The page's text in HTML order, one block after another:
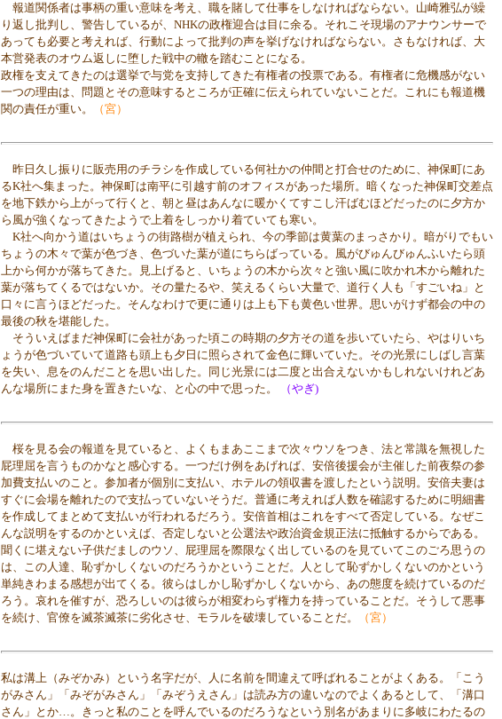
報道関係者は事柄の重い意味を考え、職を賭して仕事をしなければならない。山崎雅弘が繰
り返し批判し、警告しているが、NHKの政権迎合は目に余る。それこそ現場のアナウンサーで
あっても必要と考えれば、行動によって批判の声を挙げなければならない。さもなければ、大
本営発表のオウム返しに堕した戦中の轍を踏むことになる。
政権を支えてきたのは選挙で与党を支持してきた有権者の投票である。有権者に危機感がない
一つの理由は、問題とその意味するところが正確に伝えられていないことだ。これにも報道機
関の責任が重い。
（宮）
昨日久し振りに販売用のチラシを作成している何社かの仲間と打合せのために、神保町にあ
るK社へ集まった。神保町は南平に引越す前のオフィスがあった場所。暗くなった神保町交差点
を地下鉄から上がって行くと、朝と昼はあんなに暖かくてすこし汗ばむほどだったのに夕方か
ら風が強くなってきたようで上着をしっかり着ていても寒い。
K社へ向かう道はいちょうの街路樹が植えられ、今の季節は黄葉のまっさかり。暗がりでもい
ちょうの木々で葉が色づき、色づいた葉が道にちらばっている。風がびゅんびゅんふいたら頭
上から何かが落ちてきた。見上げると、いちょうの木から次々と強い風に吹かれ木から離れた
葉が落ちてくるではないか。その量たるや、笑えるくらい大量で、道行く人も「すごいね」と
口々に言うほどだった。そんなわけで更に通りは上も下も黄色い世界。思いがけず都会の中の
最後の秋を堪能した。
そういえばまだ神保町に会社があった頃この時期の夕方その道を歩いていたら、やはりいち
ょうが色づいていて道路も頭上も夕日に照らされて金色に輝いていた。その光景にしばし言葉
を失い、息をのんだことを思い出した。同じ光景には二度と出合えないかもしれないけれどあ
んな場所にまた身を置きたいな、と心の中で思った。
（やぎ)
桜を見る会の報道を見ていると、よくもまあここまで次々ウソをつき、法と常識を無視した
屁理屈を言うものかなと感心する。一つだけ例をあげれば、安倍後援会が主催した前夜祭の参
加費支払いのこと。参加者が個別に支払い、ホテルの領収書を渡したという説明。安倍夫妻は
すぐに会場を離れたので支払っていないそうだ。普通に考えれば人数を確認するために明細書
を作成してまとめて支払いが行われるだろう。安倍首相はこれをすべて否定している。なぜこ
んな説明をするのかといえば、否定しないと公選法や政治資金規正法に抵触するからである。
聞くに堪えない子供だましのウソ、屁理屈を際限なく出しているのを見ていてこのごろ思うの
は、この人達、恥ずかしくないのだろうかということだ。人として恥ずかしくないのかという
単純きわまる感想が出てくる。彼らはしかし恥ずかしくないから、あの態度を続けているのだ
ろう。哀れを催すが、恐ろしいのは彼らが相変わらず権力を持っていることだ。そうして悪事
を続け、官僚を滅茶滅茶に劣化させ、モラルを破壊していることだ。
（宮）
私は溝上（みぞかみ）という名字だが、人に名前を間違えて呼ばれることがよくある。「こう
がみさん」「みぞがみさん」「みぞうえさん」は読み方の違いなのでよくあるとして、「溝口
さん」とか…。きっと私のことを呼んでいるのだろうなという別名があまりに多岐にわたるの